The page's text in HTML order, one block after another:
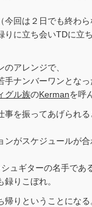
今回は２日でも終わら
りに立ち会いTDに立
アレンジで、
ナンバーワンとなっ
グル族のKermanを呼
事を振ってあげられ
ンがスケジュールが
ュギターの名手であ
りこぼれ。
りということになる